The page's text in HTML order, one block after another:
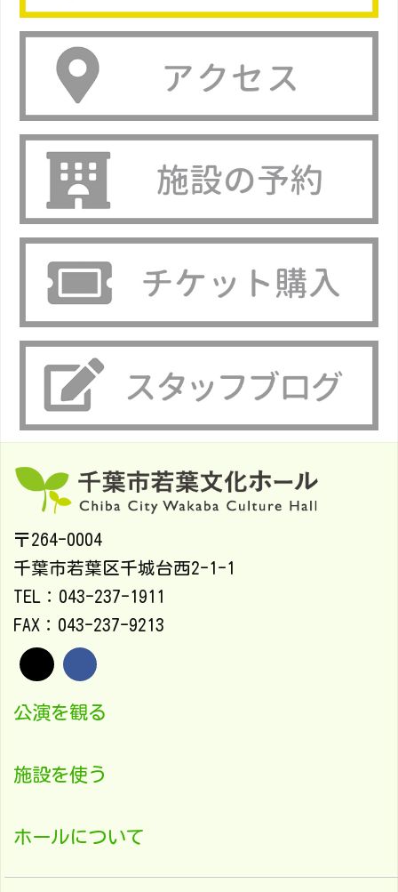
〒264-0004
千葉市若葉区千城台西2-1-1
TEL：043-237-1911
FAX：043-237-9213
公演を観る
施設を使う
ホールについて